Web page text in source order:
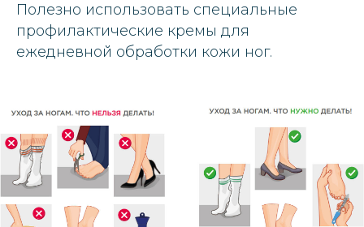
Полезно использовать специальные
профилактические кремы для
ежедневной обработки кожи ног.